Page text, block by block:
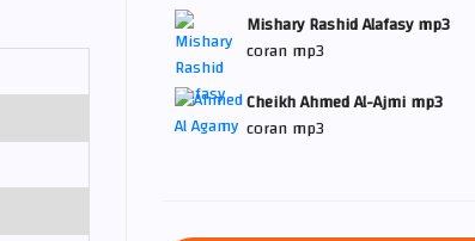
Mishary Rashid Alafasy mp3
coran mp3
Cheikh Ahmed Al-Ajmi mp3
coran mp3